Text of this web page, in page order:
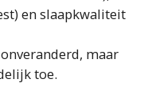
en slaapkwaliteit
maar
toe.